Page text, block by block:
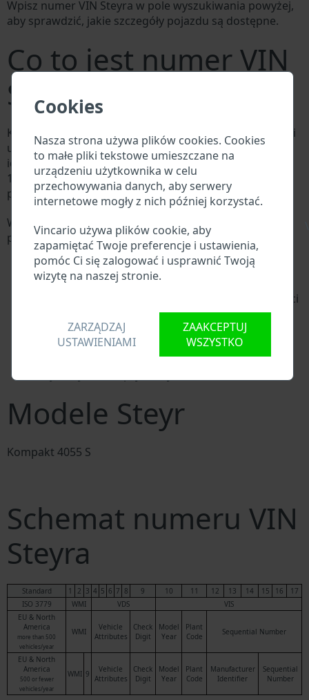
Cookies
Nasza strona używa plików cookies. Cookies
to małe pliki tekstowe umieszczane na
urządzeniu użytkownika w celu
przechowywania danych, aby serwery
internetowe mogły z nich później korzystać.
Vincario używa plików cookie, aby
zapamiętać Twoje preferencje i ustawienia,
pomóc Ci się zalogować i usprawnić Twoją
wizytę na naszej stronie.
ZARZĄDZAJ
USTAWIENIAMI
ZAAKCEPTUJ
WSZYSTKO
Wpisz numer VIN Steyra w pole wyszukiwania powyżej,
aby sprawdzić, jakie szczegóły pojazdu są dostępne.
Co to jest numer VIN
Steyra?
Każdy producent Steyra przypisuje każdemu pojazdowi
unikalny identyfikator zwany numerem
identyfikacyjnym pojazdu (VIN). Numer VIN składa się z
17 cyfr i składa się z liter i cyfr zawierających
podstawowe informacje o pojeździe.
Wszystkie bazy danych w branży motoryzacyjnej
przeszukują VIN:
Baza danych producenta Steyra
Baza danych importerów/eksporterów Steyra
Baza danych dealerów Steyra
Baza danych warsztatów Steyra i dostawców części
Krajowe bazy danych pojazdów
Policyjne bazy danych
Bazy danych firm ubezpieczeniowych
Modele Steyr
Kompakt 4055 S
Schemat numeru VIN
Steyra
Standard 1 2 3 4 5 6 7 8 9 10 11 12 13 14 15 16
17
ISO 3779
WMI VDS
VIS
EU & North
America
more than 500
vehicles/year
WMI
Vehicle
Attributes
Check
Digit
Model
Year
Plant
Code
Sequential Number
EU & North
America
500 or fewer
vehicles/year
WMI 9
Vehicle
Attributes
Check
Digit
Model
Year
Plant
Code
Manufacturer
Identifier
Sequential
Number